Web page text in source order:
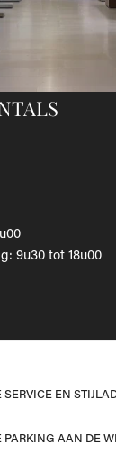
een ander
betreffende
Veelgestelde
9u30 tot 18u00
SERVICE EN
PARKING AAN DE